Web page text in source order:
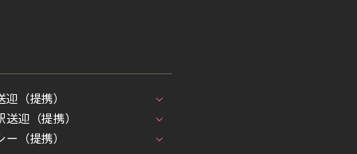
（提携）
迎（提携）
（提携）